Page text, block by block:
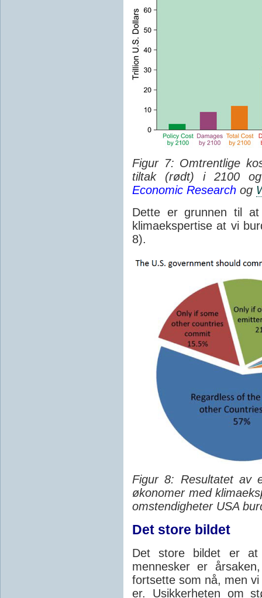
Figur 7: Omtrentlige
tiltak (rødt) i 2100
Economic Research og
Dette er grunnen til
klimaekspertise at vi
8).
Figur 8: Resultatet av
økonomer med
omstendigheter USA
Det store bildet
Det store bildet er
mennesker er
fortsette som nå, men
er. Usikkerheten om